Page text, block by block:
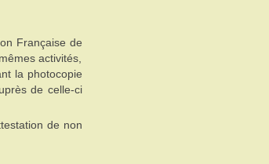
Française de
activités,
la photocopie
de celle-ci
de non